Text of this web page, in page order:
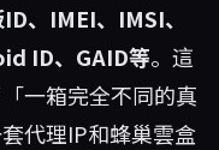
、IMEI、IMSI、
ID、GAID等。這
一箱完全不同的真
代理IP和蜂巢雲盒